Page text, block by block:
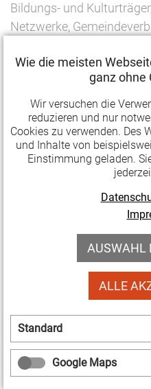
Bildungs- und
Netzwerke,
Gemeinden mitbis zu
Die beantragten Projekte
einige der folgenden
Dialog fördern, um
Diskriminierung und
Fähigkeiten für
Streitkultur
Gemeinschaft und
sozialen Gruppen
Wissen vermitteln,
Bürger
Projekten stärken.
Austausch
gesellschaftlichen
Wie die meisten
ganz ohne
Wir versuchen die
reduzieren und nur
Cookies zu verwenden. Des
und Inhalte von
Einstimmung geladen.
AUSWAHL
ALLE
Standard
Google Maps